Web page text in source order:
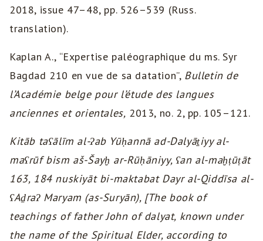
2018, issue 47–48, pp. 526–539 (Russ.
translation).
Kaplan A., “Expertise paléographique du ms. Syr
Bagdad 210 en vue de sa datation”, Bulletin de
l’Académie belge pour l’étude des langues
anciennes et orientales, 2013, no. 2, pp. 105–121.
Kitāb taʕālīm al-ʔab Yūḥannā ad-Dalyāṯiyy al-
maʕrūf bism aš-Šayḫ ar-Rūḥāniyy, ʕan al-maḫṭūṭāt
163, 184 nuskiyāt bi-maktabat Dayr al-Qiddīsa al-
ʕAḏraʔ Maryam (as-Suryān), [The book of
teachings of father John of dalyat, known under
the name of the Spiritual Elder, according to